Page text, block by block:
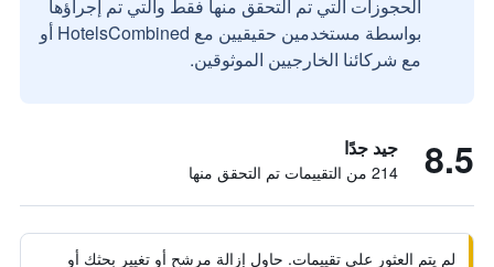
الحجوزات التي تم التحقق منها فقط والتي تم إجراؤها
بواسطة مستخدمين حقيقيين مع HotelsCombined أو
مع شركائنا الخارجيين الموثوقين.
8.5 جيد جدًا
214 من التقييمات تم التحقق منها
لم يتم العثور على تقييمات. حاول إزالة مرشح أو تغيير بحثك أو